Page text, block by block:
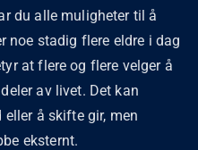
du alle muligheter til å
noe stadig flere eldre i dag
at flere og flere velger å
av livet. Det kan
å skifte gir, men
eksternt.